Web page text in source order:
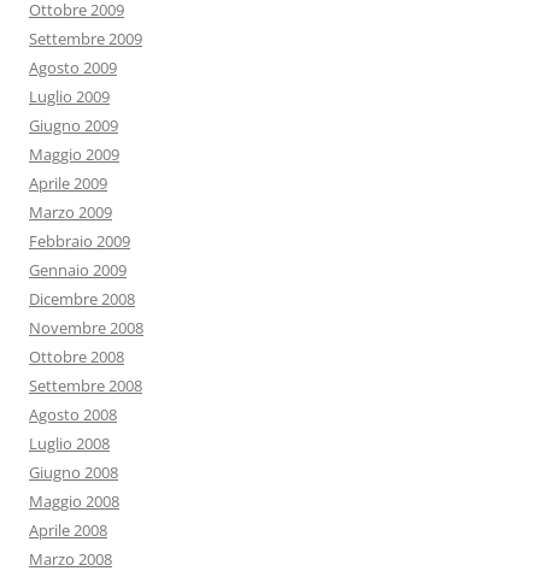
Ottobre 2009
Settembre 2009
Agosto 2009
Luglio 2009
Giugno 2009
Maggio 2009
Aprile 2009
Marzo 2009
Febbraio 2009
Gennaio 2009
Dicembre 2008
Novembre 2008
Ottobre 2008
Settembre 2008
Agosto 2008
Luglio 2008
Giugno 2008
Maggio 2008
Aprile 2008
Marzo 2008